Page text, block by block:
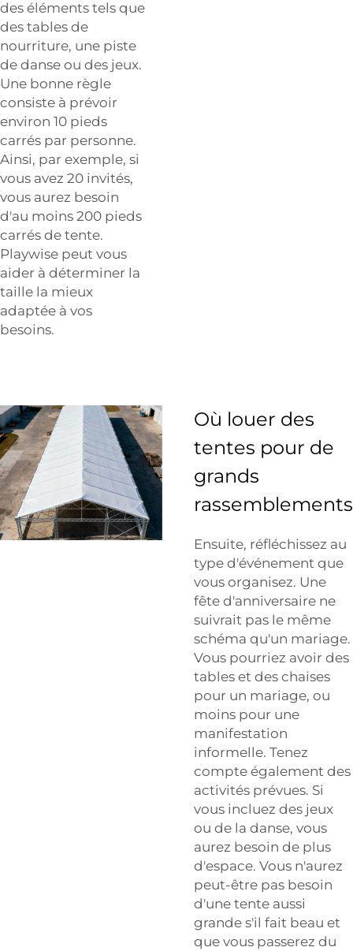
des éléments tels que
des tables de
nourriture, une piste
de danse ou des jeux.
Une bonne règle
consiste à prévoir
environ 10 pieds
carrés par personne.
Ainsi, par exemple, si
vous avez 20 invités,
vous aurez besoin
d'au moins 200 pieds
carrés de tente.
Playwise peut vous
aider à déterminer la
taille la mieux
adaptée à vos
besoins.
Où louer des
tentes pour de
grands
rassemblements
Ensuite, réfléchissez au
type d'événement que
vous organisez. Une
fête d'anniversaire ne
suivrait pas le même
schéma qu'un mariage.
Vous pourriez avoir des
tables et des chaises
pour un mariage, ou
moins pour une
manifestation
informelle. Tenez
compte également des
activités prévues. Si
vous incluez des jeux
ou de la danse, vous
aurez besoin de plus
d'espace. Vous n'aurez
peut-être pas besoin
d'une tente aussi
grande s'il fait beau et
que vous passerez du